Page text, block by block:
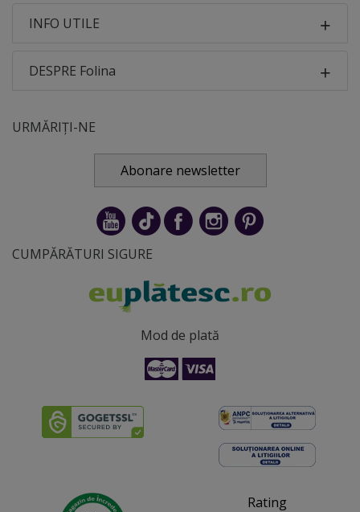
INFO UTILE
DESPRE Folina
URMĂRIȚI-NE
Abonare newsletter
CUMPĂRĂTURI SIGURE
Mod de plată
Rating